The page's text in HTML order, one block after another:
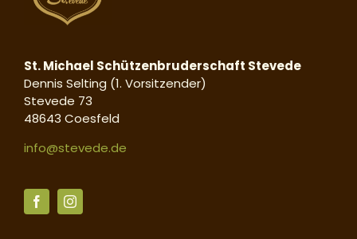
St. Michael Schützenbruderschaft Stevede
Dennis Selting (1. Vorsitzender)
Stevede 73
48643 Coesfeld
info@stevede.de